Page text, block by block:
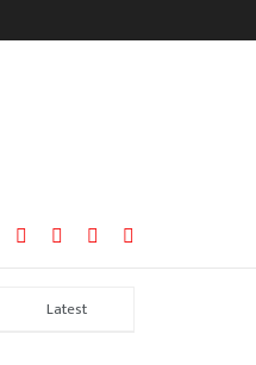
Latest